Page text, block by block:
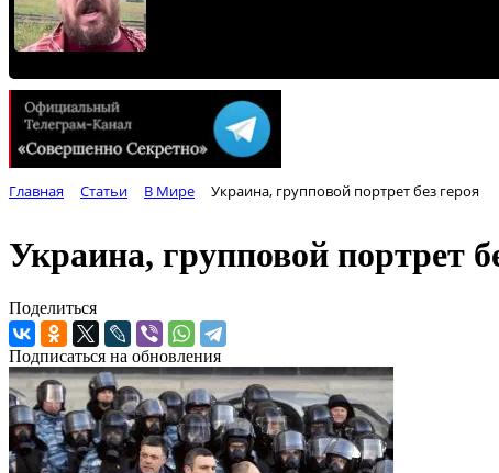
Главная Статьи В Мире Украина, групповой портрет без героя
Украина, групповой портрет
Поделиться
Подписаться на обновления